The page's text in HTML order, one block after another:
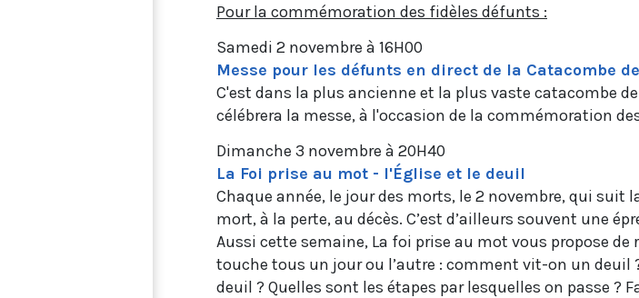
Pour la commémoration des fidèles défunts :
Samedi 2 novembre à 16H00
Messe pour les défunts en direct de la Catacombe
C'est dans la plus ancienne et la plus vaste catacombe
célébrera la messe, à l'occasion de la commémoration
Dimanche 3 novembre à 20H40
La Foi prise au mot - l'Église et le deuil
Chaque année, le jour des morts, le 2 novembre, qui suit
mort, à la perte, au décès. C’est d’ailleurs souvent une
Aussi cette semaine, La foi prise au mot vous propose de
touche tous un jour ou l’autre : comment vit-on un
deuil ? Quelles sont les étapes par lesquelles on passe ?